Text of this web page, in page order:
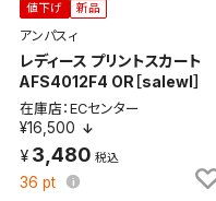
値下げ 新品
アンパスィ
レディース プリントスカート
AFS4012F4 OR［salewl］
在庫店：ECセンター
¥16,500
3,480
36 pt